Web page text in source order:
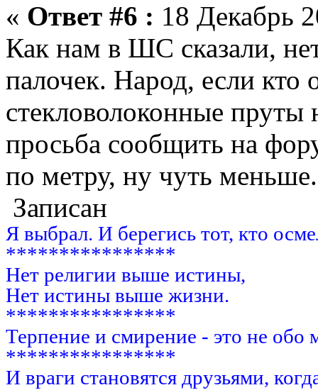
« Ответ #6 : 18 Декабрь
Как нам в ШС сказали,
палочек. Народ, если
стекловолоконные
просьба сообщить на
по метру, ну чуть меньше.
Записан
Я выбрал. И берегись тот, кто
****************
Нет религии выше истины,
Нет истины выше жизни.
****************
Терпение и смирение - это не обо
****************
И враги становятся друзьями,